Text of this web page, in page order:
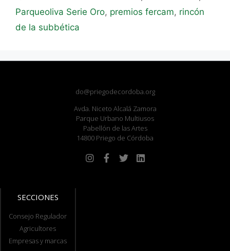
Parqueoliva Serie Oro, premios fercam, rincón
de la subbética
do@priegodecordoba.org
Avda. Niceto Alcalá Zamora
Parque Urbano Multiusos
Pabellón de las Artes
14800 Priego de Córdoba
SECCIONES
Consejo Regulador
Agricultores
Empresas y marcas